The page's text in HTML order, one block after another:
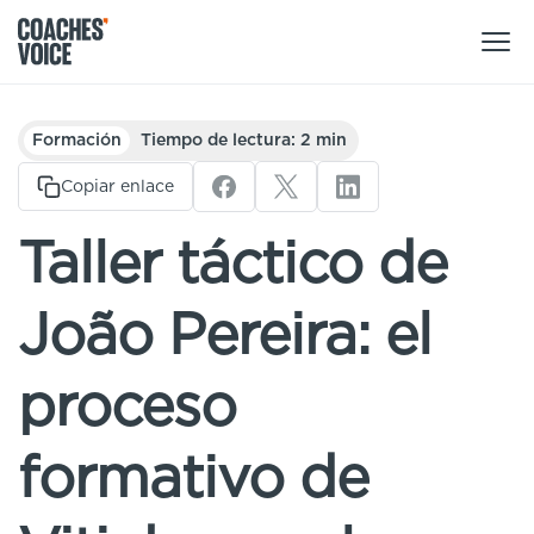
Nuestros productos
Centro de aprendizaje (para particulares)
Centro de aprendizaje (para clubes)
Sport Session Planner
Cursos especializados
Entrenadores
Clubes
Regístrate
Centro de aprendizaje
Sport Session Planner
Contáctanos
LANGUAGE
Formación Tiempo de lectura: 2 min
Copiar enlace
Taller táctico de
João Pereira: el
proceso
formativo de